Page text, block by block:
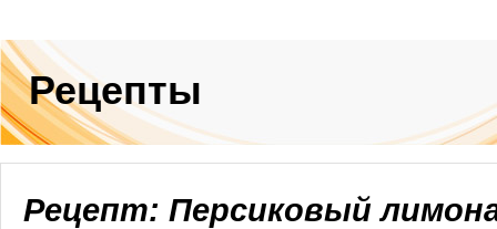
Рецепты
Рецепт: Персиковый